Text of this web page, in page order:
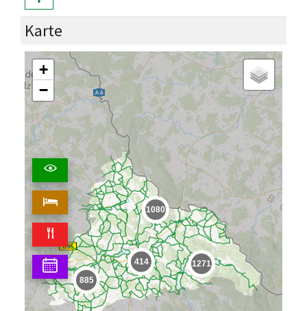
Karte
1080
1271
885
414
+
−